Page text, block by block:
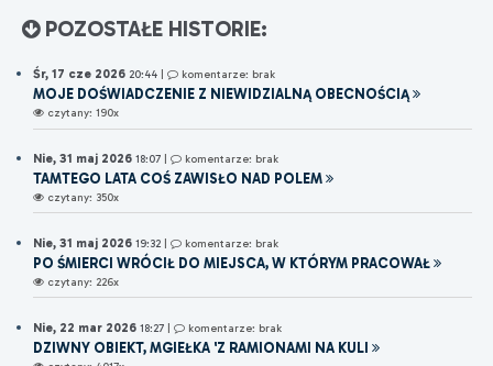
POZOSTAŁE HISTORIE:
Śr, 17 cze 2026 20:44 komentarze: brak
MOJE DOŚWIADCZENIE Z NIEWIDZIALNĄ OBECNOŚCIĄ
czytany: 190x
Nie, 31 maj 2026 18:07 | komentarze: brak
TAMTEGO LATA COŚ ZAWISŁO NAD POLEM
czytany: 350x
Nie, 31 maj 2026 19:32 | komentarze: brak
PO ŚMIERCI WRÓCIŁ DO MIEJSCA, W KTÓRYM PRACOWAŁ
czytany: 226x
Nie, 22 mar 2026 18:27 | komentarze: brak
DZIWNY OBIEKT, MGIEŁKA 'Z RAMIONAMI NA KULI